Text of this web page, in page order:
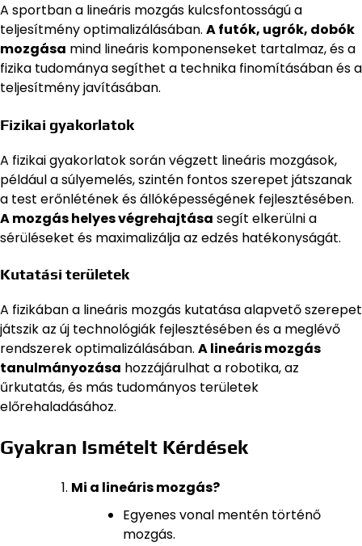
A sportban a lineáris mozgás kulcsfontosságú a
teljesítmény optimalizálásában. A futók, ugrók, dobók
mozgása mind lineáris komponenseket tartalmaz, és a
fizika tudománya segíthet a technika finomításában és a
teljesítmény javításában.
Fizikai gyakorlatok
A fizikai gyakorlatok során végzett lineáris mozgások,
például a súlyemelés, szintén fontos szerepet játszanak
a test erőnlétének és állóképességének fejlesztésében.
A mozgás helyes végrehajtása segít elkerülni a
sérüléseket és maximalizálja az edzés hatékonyságát.
Kutatási területek
A fizikában a lineáris mozgás kutatása alapvető szerepet
játszik az új technológiák fejlesztésében és a meglévő
rendszerek optimalizálásában. A lineáris mozgás
tanulmányozása hozzájárulhat a robotika, az
űrkutatás, és más tudományos területek
előrehaladásához.
Gyakran Ismételt Kérdések
Mi a lineáris mozgás?
Egyenes vonal mentén történő
mozgás.